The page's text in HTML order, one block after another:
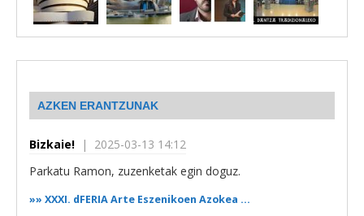
AZKEN ERANTZUNAK
Bizkaie! | 2025-03-13 14:12
Parkatu Ramon, zuzenketak egin doguz.
»» XXXI. dFERIA Arte Eszenikoen Azokea ...